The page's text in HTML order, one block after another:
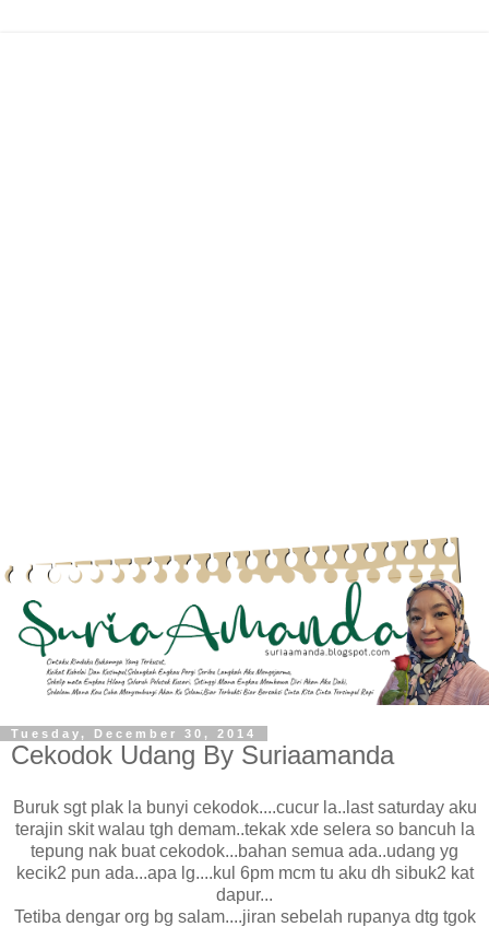
Tuesday, December 30, 2014
Cekodok Udang By Suriaamanda
Buruk sgt plak la bunyi cekodok....cucur la..last saturday aku
terajin skit walau tgh demam..tekak xde selera so bancuh la
tepung nak buat cekodok...bahan semua ada..udang yg
kecik2 pun ada...apa lg....kul 6pm mcm tu aku dh sibuk2 kat
dapur...
Tetiba dengar org bg salam....jiran sebelah rupanya dtg tgok